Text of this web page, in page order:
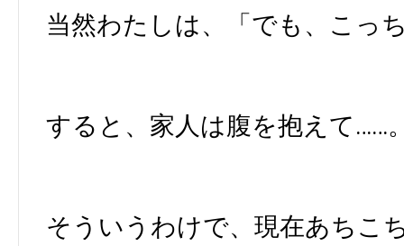
当然わたしは、「でも、こっ
すると、家人は腹を抱えて……
そういうわけで、現在あちこ